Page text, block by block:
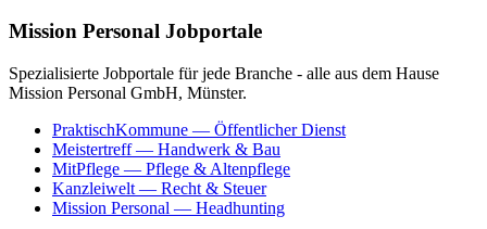
Mission Personal Jobportale
Spezialisierte Jobportale für jede Branche - alle aus dem Hause
Mission Personal GmbH, Münster.
PraktischKommune — Öffentlicher Dienst
Meistertreff— Handwerk & Bau
MitPflege — Pflege & Altenpflege
Kanzleiwelt — Recht & Steuer
Mission Personal — Headhunting